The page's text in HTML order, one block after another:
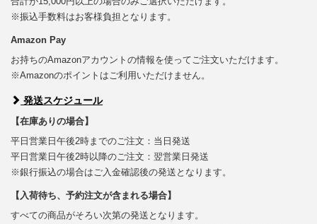
※振込手数料はお客様負担となります。
Amazon Pay
お持ちのAmazonアカウントの情報を使ってご注文いただけます。
※Amazonのポイントはご利用いただけません。
発送スケジュール
【在庫ありの場合】
平日営業日午後2時までのご注文：当日発送
平日営業日午後2時以降のご注文：翌営業日発送
※銀行振込の場合はご入金確認後の発送となります。
【入荷待ち、予約注文が含まれる場合】
すべての商品がそろい次第の発送となります。